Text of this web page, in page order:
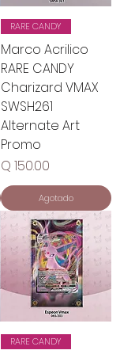
RARE CANDY
Marco Acrilico
RARE CANDY
Charizard VMAX
SWSH261
Alternate Art
Promo
Precio
Q 150.00
Agotado
RARE CANDY